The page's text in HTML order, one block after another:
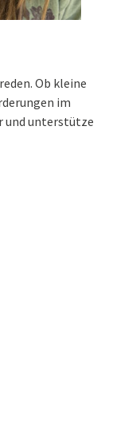
Ob kleine
im
und unterstütze